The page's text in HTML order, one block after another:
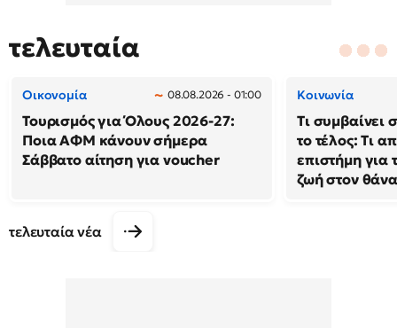
τελευταία
Οικονομία 08.08.2026 - 01:00
Τουρισμός για Όλους 2026-27:
Ποια ΑΦΜ κάνουν σήμερα
Σάββατο αίτηση για voucher
Κοινωνία
Τι συμβαίνει
το τέλος: Τι
επιστήμη για
ζωή στον
τελευταία νέα